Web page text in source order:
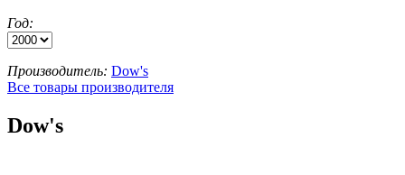
Год:
Производитель: Dow's
Все товары производителя
Dow's